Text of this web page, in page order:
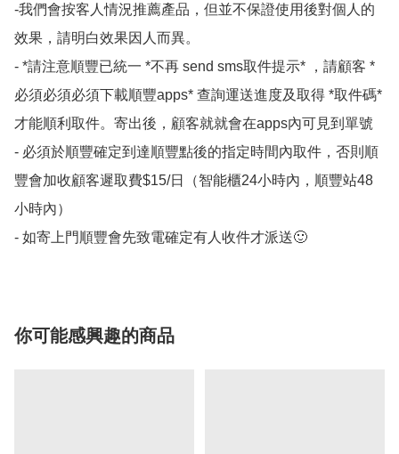
-我們會按客人情況推薦產品，但並不保證使用後對個人的
效果，請明白效果因人而異。
- *請注意順豐已統一 *不再 send sms取件提示* ，請顧客 *
必須必須必須下載順豐apps* 查詢運送進度及取得 *取件碼*
才能順利取件。寄出後，顧客就就會在apps內可見到單號
- 必須於順豐確定到達順豐點後的指定時間內取件，否則順
豐會加收顧客遲取費$15/日（智能櫃24小時內，順豐站48
小時內）
- 如寄上門順豐會先致電確定有人收件才派送🙂
你可能感興趣的商品